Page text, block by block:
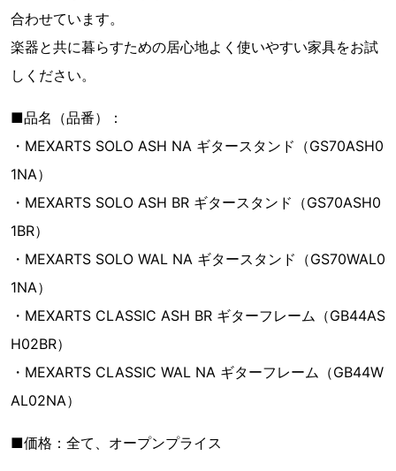
合わせています。
楽器と共に暮らすための居心地よく使いやすい家具をお試
しください。
■品名（品番）：
・MEXARTS SOLO ASH NA ギタースタンド（GS70ASH0
1NA）
・MEXARTS SOLO ASH BR ギタースタンド（GS70ASH0
1BR）
・MEXARTS SOLO WAL NA ギタースタンド（GS70WAL0
1NA）
・MEXARTS CLASSIC ASH BR ギターフレーム（GB44AS
H02BR）
・MEXARTS CLASSIC WAL NA ギターフレーム（GB44W
AL02NA）
■価格：全て、オープンプライス